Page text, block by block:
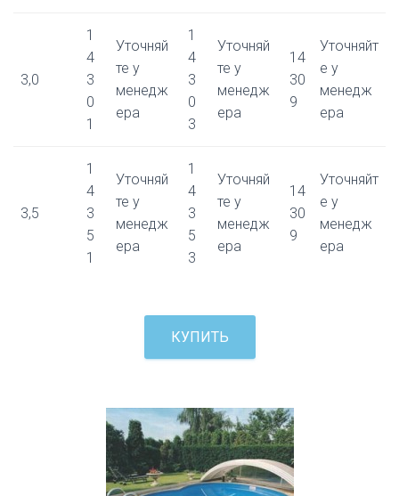
3,0
1
4
3
0
1
Уточняй
те у
менедж
ера
1
4
3
0
3
Уточняй
те у
менедж
ера
14
30
9
Уточняйт
е у
менедж
ера
3,5
1
4
3
5
1
Уточняй
те у
менедж
ера
1
4
3
5
3
Уточняй
те у
менедж
ера
14
30
9
Уточняйт
е у
менедж
ера
КУПИТЬ